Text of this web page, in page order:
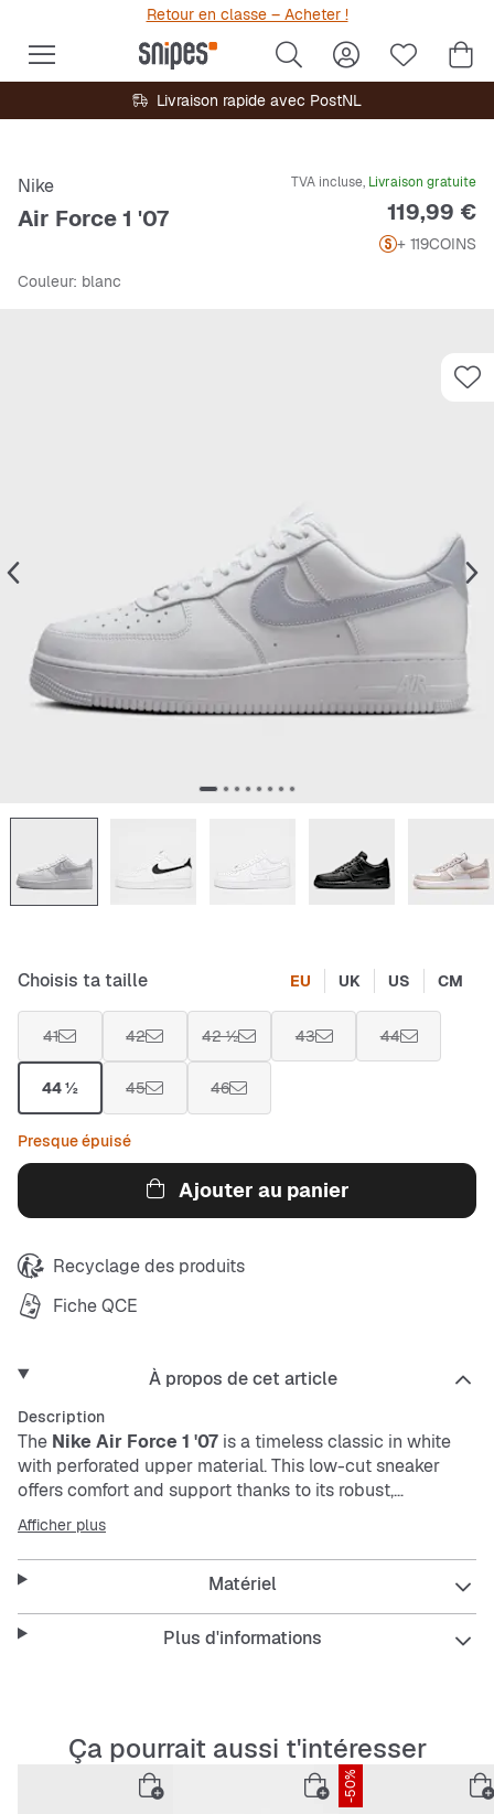
Retour en classe – Acheter !
Livraison rapide avec PostNL
Nike
Air Force 1 '07
TVA incluse, Livraison gratuite
Prix
119,99 €
+ 119COINS
Couleur: blanc
Choisis ta taille EU UK US CM
41 42 42 ½ 43 44
44 ½ 45 46
Presque épuisé
Ajouter au panier
Recyclage des produits
Fiche QCE
À propos de cet article
Description
The Nike Air Force 1 '07 is a timeless classic in white
with perforated upper material. This low-cut sneaker
offers comfort and support thanks to its robust,
breathable, and stabilizing design. The laces provide a
secure fit that keeps you comfortable all day long.
Afficher plus
Matériel
Plus d'informations
Ça pourrait aussi t'intéresser
-50%